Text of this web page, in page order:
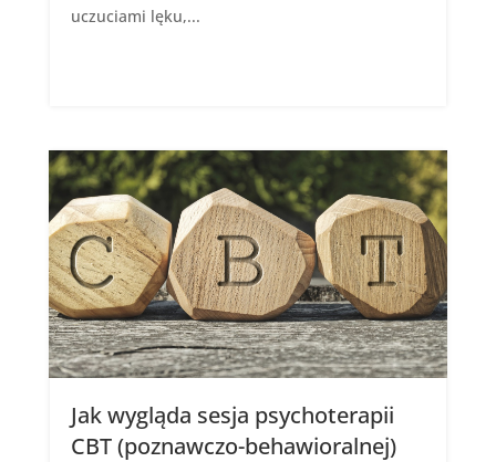
uczuciami lęku,...
Jak wygląda sesja psychoterapii
CBT (poznawczo-behawioralnej)